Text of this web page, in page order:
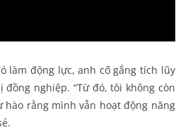
làm động lực, anh cố gắng tích lũy
nghiệp. “Từ đó, tôi không còn
hào rằng mình vẫn hoạt động năng